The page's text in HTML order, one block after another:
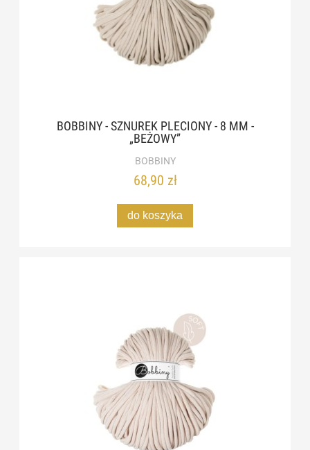
BOBBINY - SZNUREK PLECIONY - 8 MM -
„BEŻOWY”
BOBBINY
68,90 zł
do koszyka